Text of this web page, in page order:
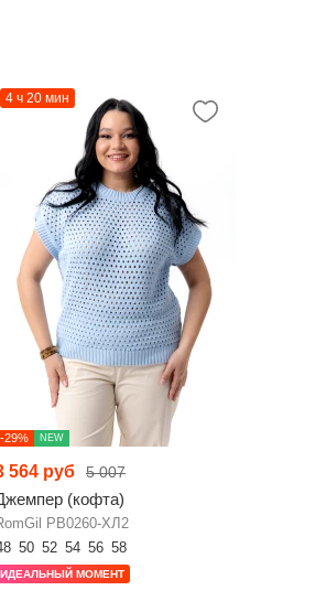
4 ч 20 мин
-29% NEW
564 руб 5 007
(кофта)
РВ0260-ХЛ2
50 52 54 56 58
ИДЕАЛЬНЫЙ МОМЕНТ